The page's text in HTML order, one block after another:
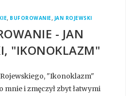
, BUFOROWANIE, JAN ROJEWSKI
- JAN
"IKONOKLAZM"
"Ikonoklazm"
mnie i zmęczył zbyt łatwymi